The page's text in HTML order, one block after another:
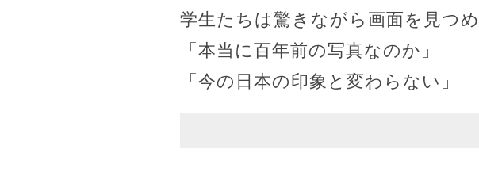
学生たちは驚きながら画面を見つめ
「本当に百年前の写真なのか」
「今の日本の印象と変わらない」